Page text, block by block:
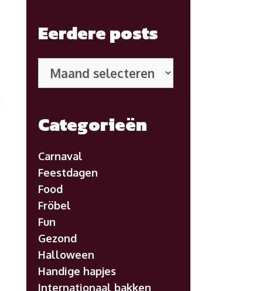
Eerdere posts
posts
Categorieën
Carnaval
Feestdagen
Food
Fröbel
Fun
Gezond
Halloween
Handige hapjes
Internationaal bakken